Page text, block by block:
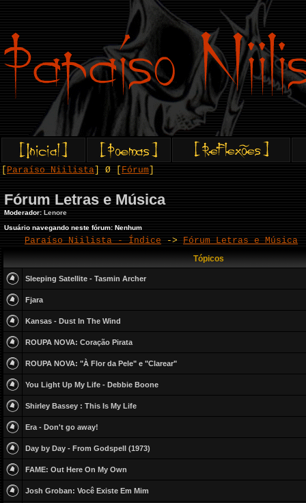
Paraíso Niilista ] Ø [ Fórum
Fórum Letras e Música
Moderador:Lenore
Usuário navegando neste fórum: Nenhum
Paraíso Niilista - Índice -> Fórum Letras e Música
Tópicos
Sleeping Satellite - Tasmin Archer
Fjara
Kansas - Dust In The Wind
ROUPA NOVA: Coração Pirata
ROUPA NOVA: "À Flor da Pele" e "Clarear"
You Light Up My Life - Debbie Boone
Shirley Bassey : This Is My Life
Era - Don't go away!
Day by Day - From Godspell (1973)
FAME: Out Here On My Own
Josh Groban: Você Existe Em Mim